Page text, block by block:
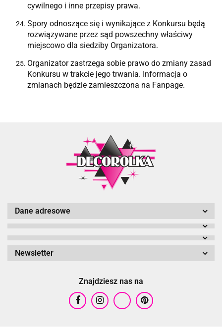
cywilnego i inne przepisy prawa.
Spory odnoszące się i wynikające z Konkursu będą
rozwiązywane przez sąd powszechny właściwy
miejscowo dla siedziby Organizatora.
Organizator zastrzega sobie prawo do zmiany zasad
Konkursu w trakcie jego trwania. Informacja o
zmianach będzie zamieszczona na Fanpage.
Dane adresowe
Newsletter
Znajdziesz nas na